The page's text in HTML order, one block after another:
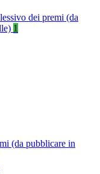
dei premi (da
1
(da pubblicare in